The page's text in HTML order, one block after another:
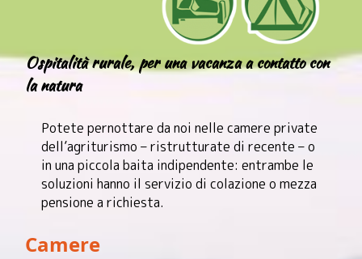
Ospitalità rurale, per una vacanza a contatto con
la natura
Potete pernottare da noi nelle camere private
dell’agriturismo – ristrutturate di recente – o
in una piccola baita indipendente: entrambe le
soluzioni hanno il servizio di colazione o mezza
pensione a richiesta.
Camere